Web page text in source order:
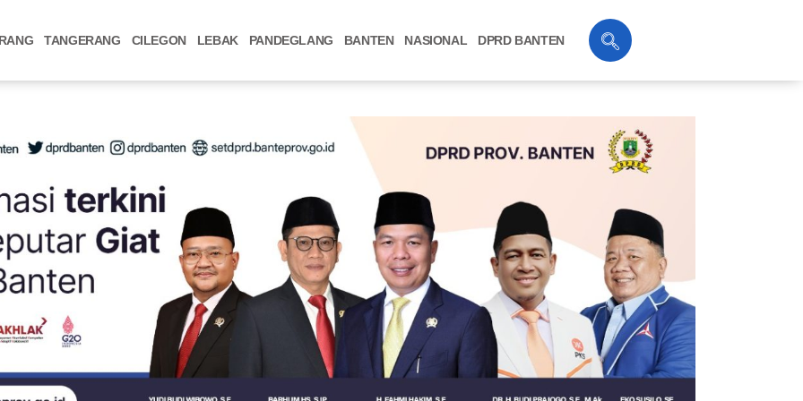
TANGERANG CILEGON LEBAK PANDEGLANG BANTEN NASIONAL DPRD BANTEN